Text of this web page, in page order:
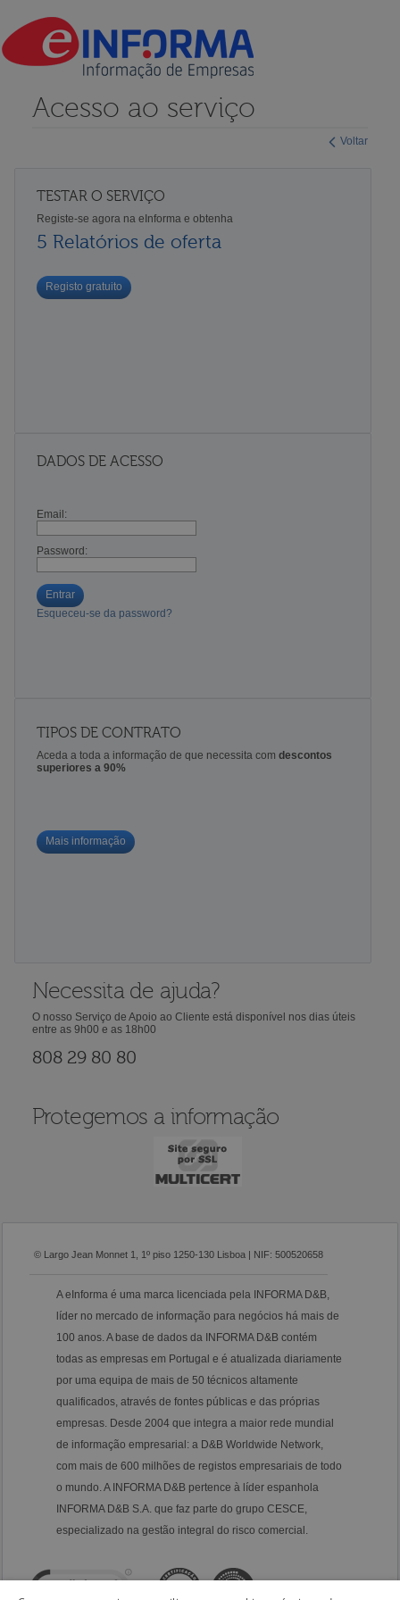
Voltar
Acesso ao serviço
TESTAR O SERVIÇO
Registe-se agora na eInforma e obtenha
5 Relatórios de oferta
Registo gratuito
DADOS DE ACESSO
Email:
Password:
Entrar
Esqueceu-se da password?
TIPOS DE CONTRATO
Aceda a toda a informação de que necessita com descontos
superiores a 90%
Mais informação
Necessita de ajuda?
O nosso Serviço de Apoio ao Cliente está disponível nos dias úteis
entre as 9h00 e as 18h00
808 29 80 80
Protegemos a informação
© Largo Jean Monnet 1, 1º piso 1250-130 Lisboa | NIF: 500520658
A eInforma é uma marca licenciada pela INFORMA D&B,
líder no mercado de informação para negócios há mais de
100 anos. A base de dados da INFORMA D&B contém
todas as empresas em Portugal e é atualizada diariamente
por uma equipa de mais de 50 técnicos altamente
qualificados, através de fontes públicas e das próprias
empresas. Desde 2004 que integra a maior rede mundial
de informação empresarial: a D&B Worldwide Network,
com mais de 600 milhões de registos empresariais de todo
o mundo. A INFORMA D&B pertence à líder espanhola
INFORMA D&B S.A. que faz parte do grupo CESCE,
especializado na gestão integral do risco comercial.